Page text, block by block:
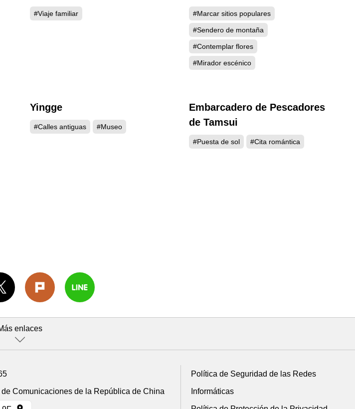
#Viaje familiar #Marcar sitios populares
#Sendero de montaña
#Contemplar flores
#Mirador escénico
Yingge
#Calles antiguas #Museo
3933
Embarcadero de Pescadores
de Tamsui
#Puesta de sol #Cita romántica
enlaces
Comunicaciones de la República de China
Política de Seguridad de las Redes
Informáticas